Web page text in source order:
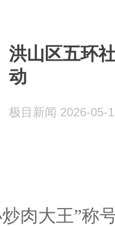
洪山区五环
动
极目新闻 2026-05-
肉大王”称